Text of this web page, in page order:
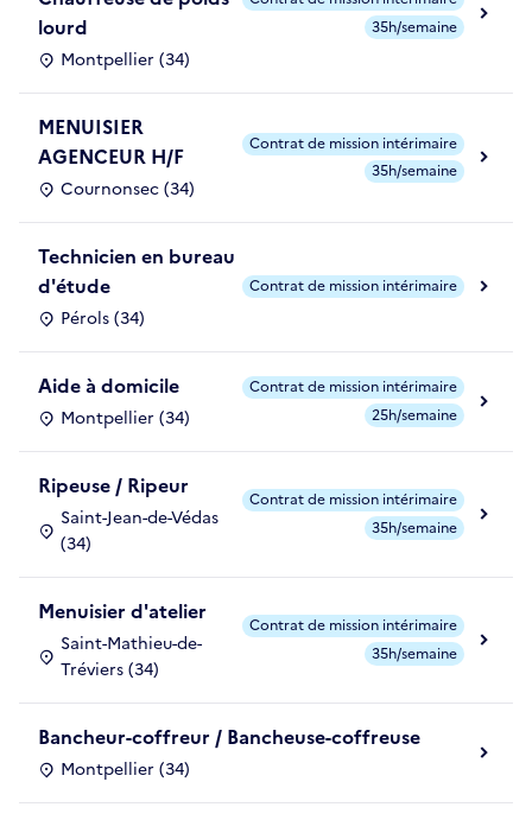
lourd
Montpellier (34)
35h/semaine
MENUISIER
AGENCEUR H/F
Cournonsec (34)
Contrat de mission intérimaire
35h/semaine
Technicien en bureau
d'étude
Pérols (34)
Contrat de mission intérimaire
Aide à domicile
Montpellier (34)
Contrat de mission intérimaire
25h/semaine
Ripeuse / Ripeur
Saint-Jean-de-Védas
(34)
Contrat de mission intérimaire
35h/semaine
Menuisier d'atelier
Saint-Mathieu-de-
Tréviers (34)
Contrat de mission intérimaire
35h/semaine
Bancheur-coffreur / Bancheuse-coffreuse
Montpellier (34)